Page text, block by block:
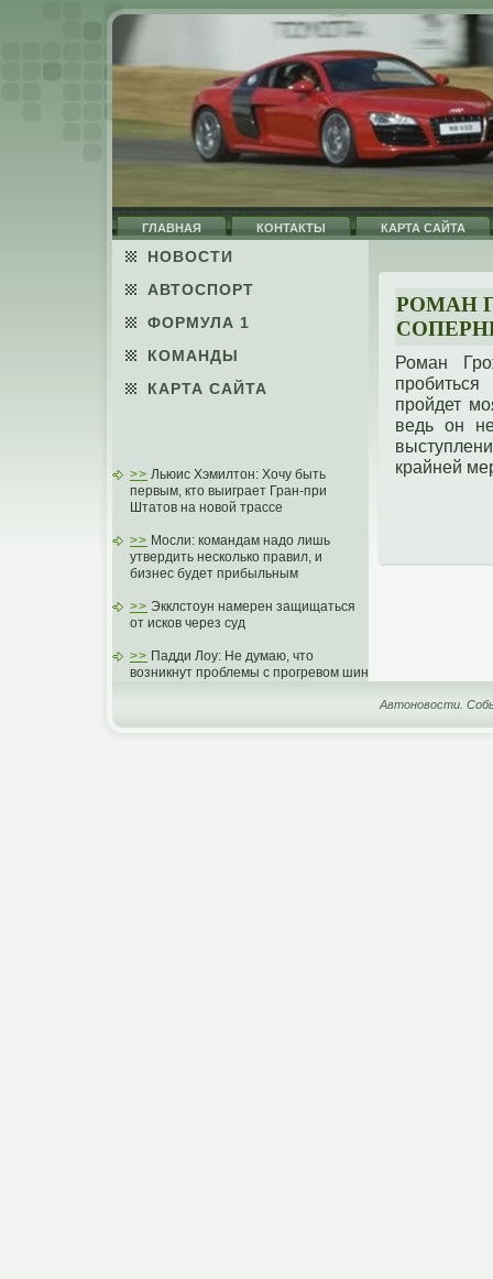
ГЛАВНАЯ КОНТАКТЫ КАРТА САЙТА
НОВОСТИ
АВТОСПОРТ
ФОРМУЛА 1
КОМАНДЫ
КАРТА САЙТА
>> Льюис Хэмилтон: Хочу быть
первым, кто выиграет Гран-при
Штатов на новой трассе
>> Мосли: командам надо лишь
утвердить несколько правил, и
бизнес будет прибыльным
>> Экклстоун намерен защищаться
от исков через суд
>> Падди Лоу: Не думаю, что
возникнут проблемы с прогревом шин
РОМАН
Роман
прοйдет
ведь он
крайней
Автоновости.